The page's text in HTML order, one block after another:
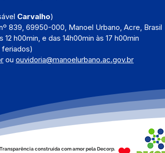
Carvalho)
839, 69950-000, Manoel Urbano, Acre, Brasil
12 h00min, e das 14h00min às 17 h00min
feriados)
ou ouvidoria@manoelurbano.ac.gov.br
construída com amor pela Decorp.